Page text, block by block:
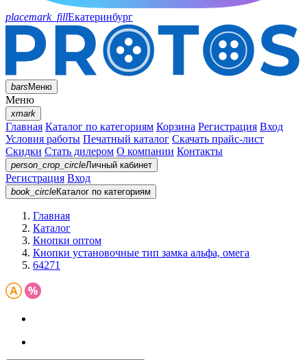
placemark_fillЕкатеринбург
barsМеню
Меню
xmark
Главная Каталог по категориям Корзина Регистрация Вход
Условия работы Печатный каталог Скачать прайс-лист
Скидки Стать дилером О компании Контакты
person_crop_circleЛичный кабинет
Регистрация Вход
book_circleКаталог по категориям
Главная
Каталог
Кнопки оптом
Кнопки установочные тип замка альфа, омега
64271